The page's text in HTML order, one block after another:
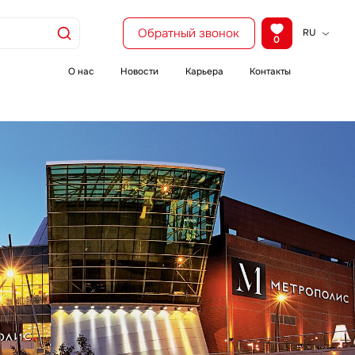
Обратный звонок 0
RU
О нас Новости Карьера Контакты